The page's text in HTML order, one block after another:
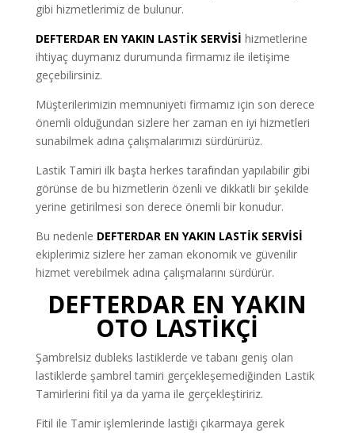
gibi hizmetlerimiz de bulunur.
DEFTERDAR EN YAKIN LASTİK SERVİSİ hizmetlerine
ihtiyaç duymanız durumunda firmamız ile iletişime
geçebilirsiniz.
Müşterilerimizin memnuniyeti firmamız için son derece
önemli olduğundan sizlere her zaman en iyi hizmetleri
sunabilmek adına çalışmalarımızı sürdürürüz.
Lastik Tamiri ilk başta herkes tarafından yapılabilir gibi
görünse de bu hizmetlerin özenli ve dikkatli bir şekilde
yerine getirilmesi son derece önemli bir konudur.
Bu nedenle DEFTERDAR EN YAKIN LASTİK SERVİSİ
ekiplerimiz sizlere her zaman ekonomik ve güvenilir
hizmet verebilmek adına çalışmalarını sürdürür.
DEFTERDAR EN YAKIN
OTO LASTİKÇİ
Şambrelsiz dubleks lastiklerde ve tabanı geniş olan
lastiklerde şambrel tamiri gerçekleşemediğinden Lastik
Tamirlerini fitil ya da yama ile gerçekleştiririz.
Fitil ile Tamir işlemlerinde lastiği çıkarmaya gerek